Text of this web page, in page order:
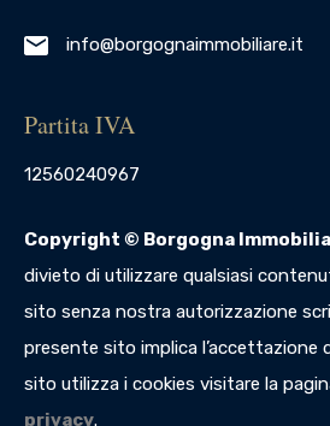
info@borgognaimmobiliare.it
Partita IVA
12560240967
Copyright © Borgogna
divieto di utilizzare qualsiasi
sito senza nostra autorizzazione
presente sito implica l’accettazione
sito utilizza i cookies visitare la
privacy.